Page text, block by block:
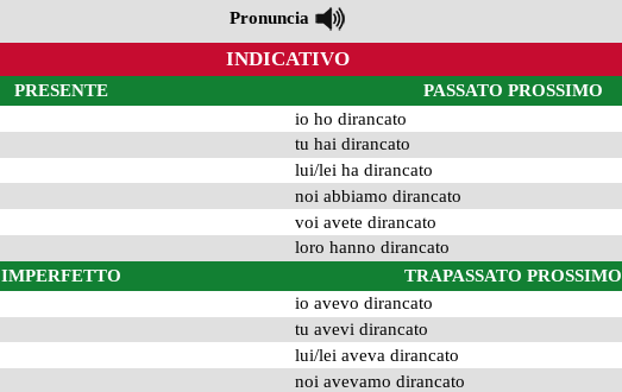
Pronuncia
INDICATIVO
PRESENTE
IMPERFETTO
PASSATO PROSSIMO
io ho dirancato
tu hai dirancato
lui/lei ha dirancato
noi abbiamo dirancato
voi avete dirancato
loro hanno dirancato
TRAPASSATO PROSSIMO
io avevo dirancato
tu avevi dirancato
lui/lei aveva dirancato
noi avevamo dirancato